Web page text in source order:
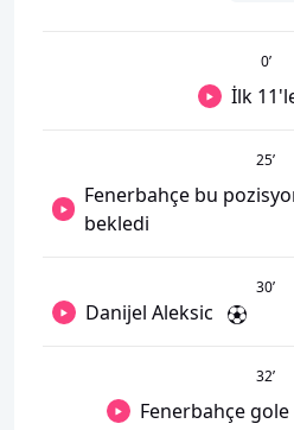
0’
İlk
25’
Fenerbahçe bu
bekledi
30’
Danijel Aleksic
32’
Fenerbahçe gole